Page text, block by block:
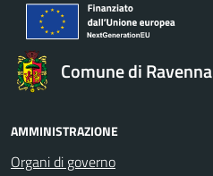
Comune di Ravenna
AMMINISTRAZIONE
Organi di governo